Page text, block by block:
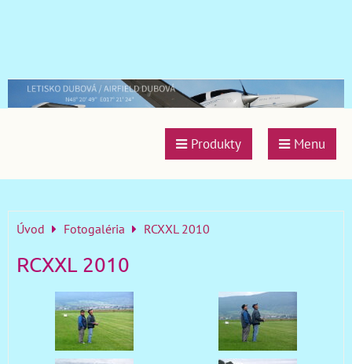
Produkty Menu
Úvod Fotogaléria RCXXL 2010
RCXXL 2010